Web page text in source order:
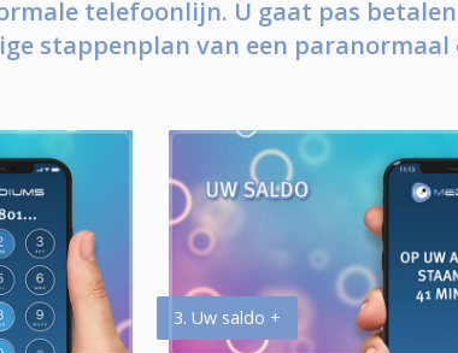
telefoonlijn. U gaat pas
stappenplan van een paranormaal
3. Uw saldo +